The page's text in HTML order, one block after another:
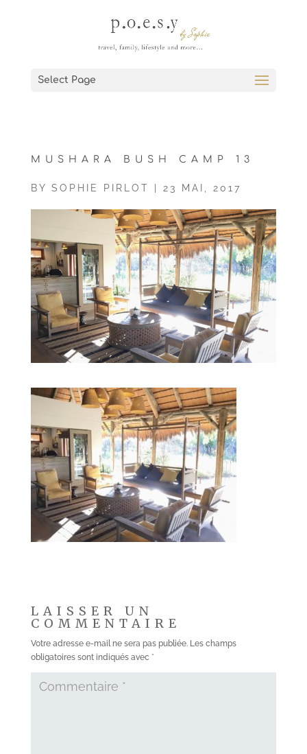
Select Page
MUSHARA BUSH CAMP 13
BY SOPHIE PIRLOT 23 MAI, 2017
LAISSER UN
COMMENTAIRE
Votre adresse e-mail ne sera pas publiée. Les champs
obligatoires sont indiqués avec *